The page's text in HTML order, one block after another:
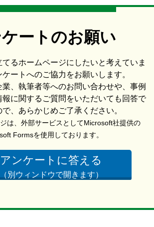
ートのお願い
るホームページにしたいと考えていま
ートへのご協力をお願いします。
、執筆者等へのお問い合わせや、事例
に関するご質問をいただいても回答で
で、あらかじめご了承ください。
は、外部サービスとしてMicrosoft社提供の
Formsを使用しております。
アンケートに答える
（別ウィンドウで開きます）